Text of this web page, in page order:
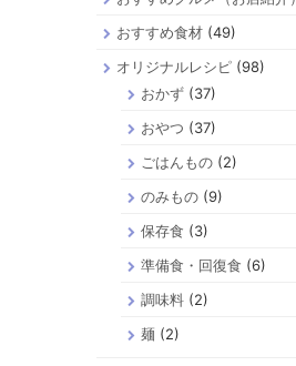
おすすめ食材(49)
オリジナルレシピ(98)
おかず(37)
おやつ (37)
ごはんもの(2)
のみもの(9)
保存食 (3)
準備食・回復食 (6)
調味料(2)
麺 (2)